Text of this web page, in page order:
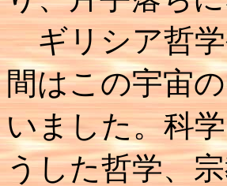
ギリシア哲学
間はこの宇宙
いました。科
うした哲学、